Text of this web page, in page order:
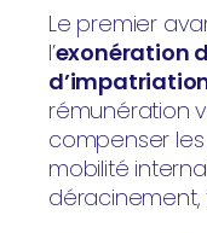
Le premier
l’exonération
rémunération
compenser
mobilité
déracinement,